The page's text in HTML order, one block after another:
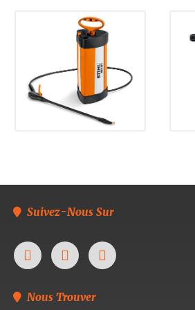
Suivez-Nous Sur
Nous Trouver